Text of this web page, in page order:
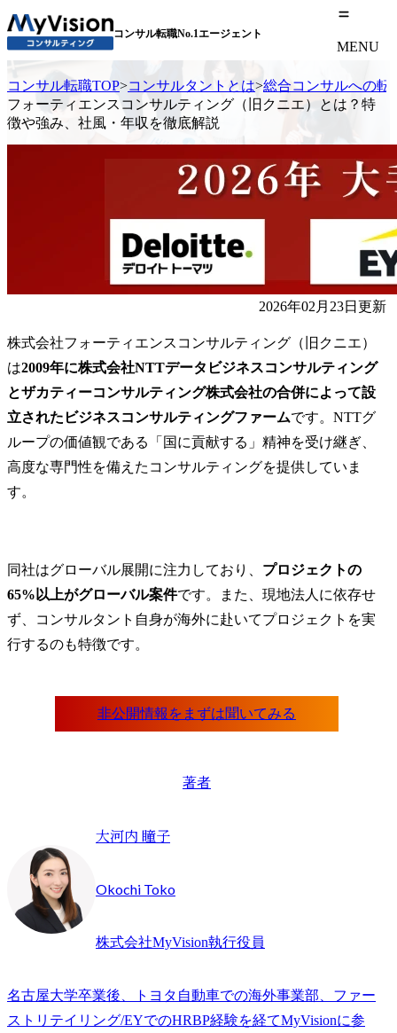
コンサル転職No.1エージェント
MENU
コンサル転職TOP>コンサルタントとは>総合コンサルへの転
フォーティエンスコンサルティング（旧クニエ）とは？特
徴や強み、社風・年収を徹底解説
2026年02月23日更新
株式会社フォーティエンスコンサルティング（旧クニエ）
は2009年に株式会社NTTデータビジネスコンサルティング
とザカティーコンサルティング株式会社の合併によって設
立されたビジネスコンサルティングファームです。NTTグ
ループの価値観である「国に貢献する」精神を受け継ぎ、
高度な専門性を備えたコンサルティングを提供していま
す。
同社はグローバル展開に注力しており、 プロジェクトの
65%以上がグローバル案件です。また、現地法人に依存せ
ず、コンサルタント自身が海外に赴いてプロジェクトを実
行するのも特徴です。
著者
大河内 瞳子
Okochi Toko
株式会社MyVision執行役員
名古屋大学卒業後、トヨタ自動車での海外事業部、ファー
ストリテイリング/EYでのHRBP経験を経てMyVisionに参